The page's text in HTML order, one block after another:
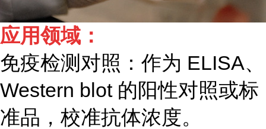
应用领域：
免疫检测对照：作为 ELISA、
Western blot 的阳性对照或标
准品，校准抗体浓度。